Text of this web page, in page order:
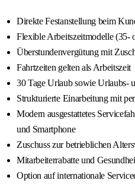
Direkte Festanstellung beim
Flexible Arbeitszeitmodelle (35-
Überstundenvergütung mit
Fahrtzeiten gelten als Arbeitszeit
30 Tage Urlaub sowie Urlaubs-
Strukturierte Einarbeitung mit
Modern ausgestattetes
und Smartphone
Zuschuss zur betrieblichen
Mitarbeiterrabatte und
Option auf internationale